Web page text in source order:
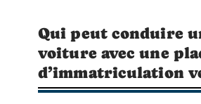
Qui peut conduire
voiture avec une
d’immatriculation